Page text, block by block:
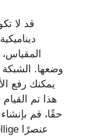
قد لا
وضعها.
يمكنك رفع
هذا تم
حقًا، قم